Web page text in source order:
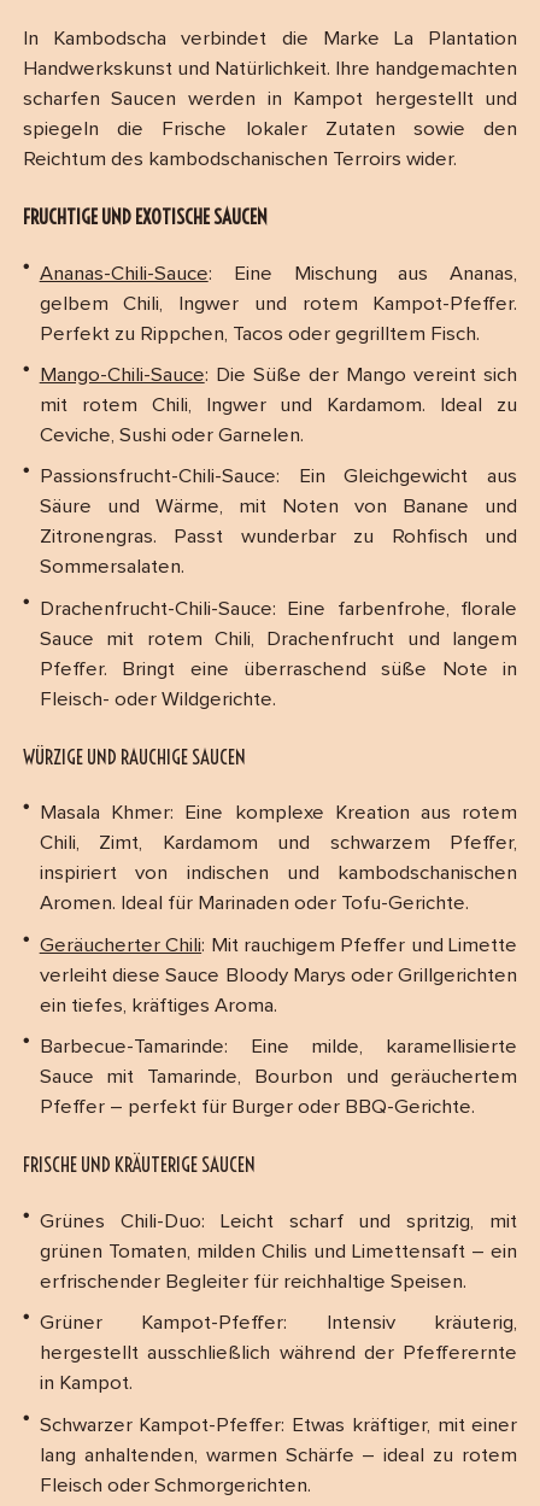
In Kambodscha verbindet die Marke La Plantation
Handwerkskunst und Natürlichkeit. Ihre handgemachten
scharfen Saucen werden in Kampot hergestellt und
spiegeln die Frische lokaler Zutaten sowie den
Reichtum des kambodschanischen Terroirs wider.
FRUCHTIGE UND EXOTISCHE SAUCEN
Ananas-Chili-Sauce: Eine Mischung aus Ananas,
gelbem Chili, Ingwer und rotem Kampot-Pfeffer.
Perfekt zu Rippchen, Tacos oder gegrilltem Fisch.
Mango-Chili-Sauce: Die Süße der Mango vereint sich
mit rotem Chili, Ingwer und Kardamom. Ideal zu
Ceviche, Sushi oder Garnelen.
Passionsfrucht-Chili-Sauce: Ein Gleichgewicht aus
Säure und Wärme, mit Noten von Banane und
Zitronengras. Passt wunderbar zu Rohfisch und
Sommersalaten.
Drachenfrucht-Chili-Sauce: Eine farbenfrohe, florale
Sauce mit rotem Chili, Drachenfrucht und langem
Pfeffer. Bringt eine überraschend süße Note in
Fleisch- oder Wildgerichte.
WÜRZIGE UND RAUCHIGE SAUCEN
Masala Khmer: Eine komplexe Kreation aus rotem
Chili, Zimt, Kardamom und schwarzem Pfeffer,
inspiriert von indischen und kambodschanischen
Aromen. Ideal für Marinaden oder Tofu-Gerichte.
Geräucherter Chili: Mit rauchigem Pfeffer und Limette
verleiht diese Sauce Bloody Marys oder Grillgerichten
ein tiefes, kräftiges Aroma.
Barbecue-Tamarinde: Eine milde, karamellisierte
Sauce mit Tamarinde, Bourbon und geräuchertem
Pfeffer – perfekt für Burger oder BBQ-Gerichte.
FRISCHE UND KRÄUTERIGE SAUCEN
Grünes Chili-Duo: Leicht scharf und spritzig, mit
grünen Tomaten, milden Chilis und Limettensaft – ein
erfrischender Begleiter für reichhaltige Speisen.
Grüner Kampot-Pfeffer: Intensiv kräuterig,
hergestellt ausschließlich während der Pfefferernte
in Kampot.
Schwarzer Kampot-Pfeffer: Etwas kräftiger, mit einer
lang anhaltenden, warmen Schärfe – ideal zu rotem
Fleisch oder Schmorgerichten.